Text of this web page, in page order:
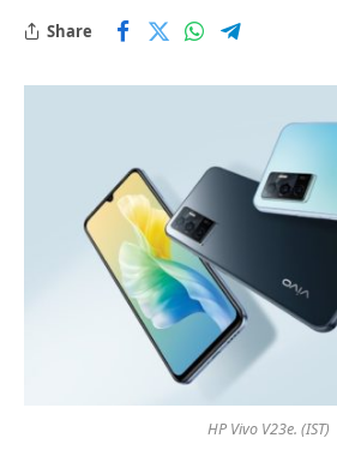
Share
HP Vivo V23e. (IST)